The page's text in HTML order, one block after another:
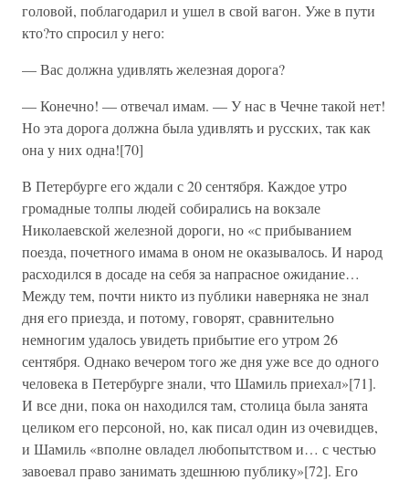
головой, поблагодарил и ушел в свой вагон. Уже в пути
кто?то спросил у него:
— Вас должна удивлять железная дорога?
— Конечно! — отвечал имам. — У нас в Чечне такой нет!
Но эта дорога должна была удивлять и русских, так как
она у них одна![70]
В Петербурге его ждали с 20 сентября. Каждое утро
громадные толпы людей собирались на вокзале
Николаевской железной дороги, но «с прибыванием
поезда, почетного имама в оном не оказывалось. И народ
расходился в досаде на себя за напрасное ожидание…
Между тем, почти никто из публики наверняка не знал
дня его приезда, и потому, говорят, сравнительно
немногим удалось увидеть прибытие его утром 26
сентября. Однако вечером того же дня уже все до одного
человека в Петербурге знали, что Шамиль приехал»[71].
И все дни, пока он находился там, столица была занята
целиком его персоной, но, как писал один из очевидцев,
и Шамиль «вполне овладел любопытством и… с честью
завоевал право занимать здешнюю публику»[72]. Его